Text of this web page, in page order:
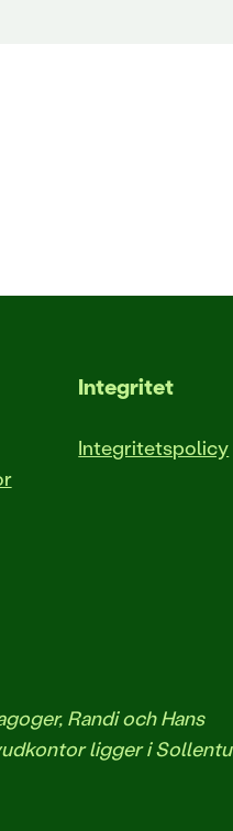
Integritet
Integritetspolicy
Randi och Hans
ligger i